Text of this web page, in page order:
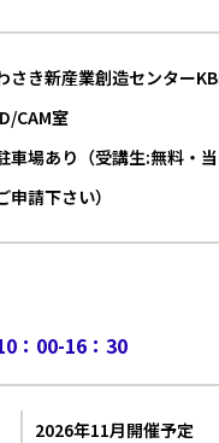
さき新産業創造センター
CAM室
車場あり（受講生:無料・
申請下さい）
：00-16：30
2026年11月開催予定